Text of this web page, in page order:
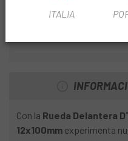
Con la Rueda Delantera
12x100mm experimenta
ITALIA